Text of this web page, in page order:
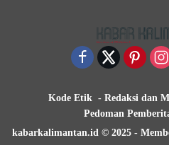
Kode Etik Redaksi dan
Pedoman
kabarkalimantan.id © 2025 -